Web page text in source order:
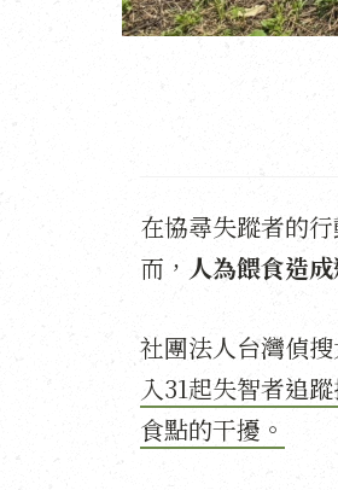
在協尋失蹤者的
而， 人為餵食造
社團法人台灣偵
入31起失智者追
食點的干擾。